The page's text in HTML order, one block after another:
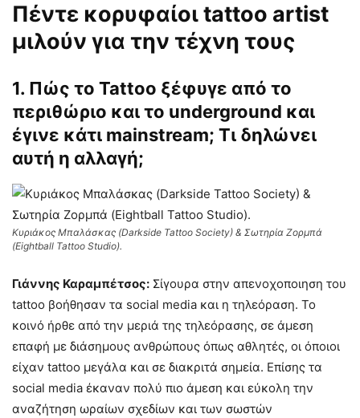
Πέντε κορυφαίοι tattoo artist
μιλούν για την τέχνη τους
1. Πώς το Tattoo ξέφυγε από το
περιθώριο και το underground και
έγινε κάτι mainstream; Τι δηλώνει
αυτή η αλλαγή;
Κυριάκος Μπαλάσκας (Darkside Tattoo Society) & Σωτηρία Ζορμπά
(Eightball Tattoo Studio).
Γιάννης Καραμπέτσος: Σίγουρα στην απενοχοποιηση του
tattoo βοήθησαν τα social media και η τηλεόραση. Το
κοινό ήρθε από την μεριά της τηλεόρασης, σε άμεση
επαφή με διάσημους ανθρώπους όπως αθλητές, οι όποιοι
είχαν tattoo μεγάλα και σε διακριτά σημεία. Επίσης τα
social media έκαναν πολύ πιο άμεση και εύκολη την
αναζήτηση ωραίων σχεδίων και των σωστών